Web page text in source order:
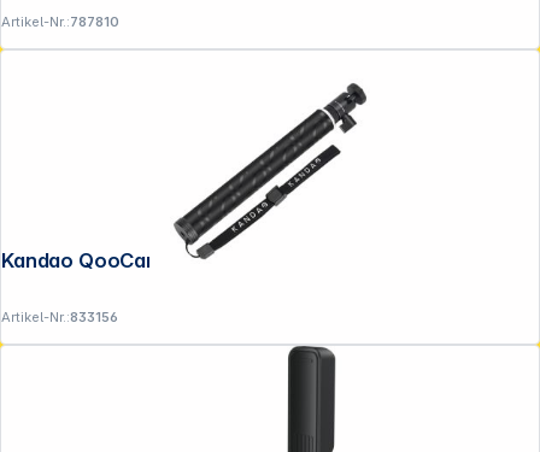
Artikel-Nr.:787810
Kandao QooCam EGO Selfie Stick
Artikel-Nr.:833156